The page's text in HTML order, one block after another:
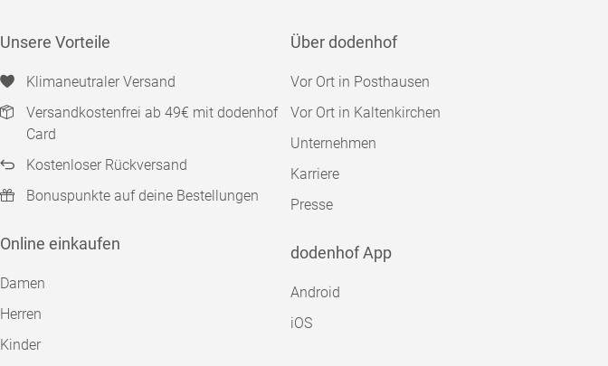
Unsere Vorteile
Klimaneutraler Versand
Versandkostenfrei ab 49€ mit dodenhof
Card
Kostenloser Rückversand
Bonuspunkte auf deine Bestellungen
Online einkaufen
Damen
Herren
Kinder
Über dodenhof
Vor Ort in Posthausen
Vor Ort in Kaltenkirchen
Unternehmen
Karriere
Presse
dodenhof App
Android
iOS